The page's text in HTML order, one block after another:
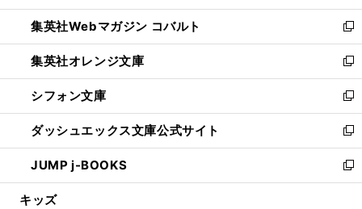
開
く
ウ
で
開
く
ン
ド
ウ
で
開
く
ウ
ィ
ン
ド
ウ
で
開
く
集英社Webマガジン コバルト
新
し
い
ウ
ィ
ン
ド
ウ
で
開
集英社オレンジ文庫
新
し
い
ウ
ィ
ン
ド
ウ
シフォン文庫
新
し
い
ウ
ィ
ン
ダッシュエックス文庫公式サイト
新
し
い
ウ
JUMP j-BOOKS
新
し
キッズ